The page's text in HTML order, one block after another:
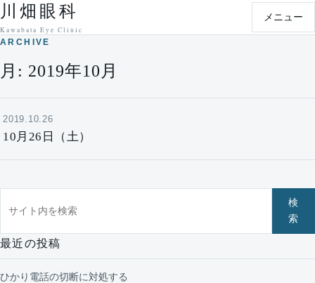
本文へ移動
川畑眼科
Kawabata Eye Clinic
メニュー
ARCHIVE
月: 2019年10月
2019.10.26
10月26日（土）
検
索
最近の投稿
ひかり電話の切断に対処する